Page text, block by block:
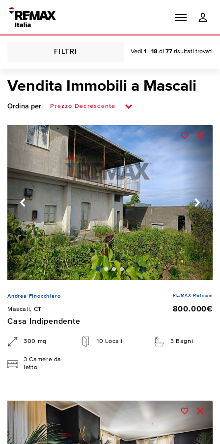
FILTRI Vedi 1 - 18 di 77 risultati trovati
Vendita Immobili a Mascali
Ordina per
Andrea Finocchiaro RE/MAX Platinum
Mascali, CT
800.000€
Casa Indipendente
300 mq 10 Locali 3 Bagni
3 Camere da
letto